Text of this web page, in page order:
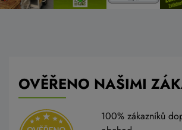
OVĚŘENO NAŠIMI
100% zákazníků